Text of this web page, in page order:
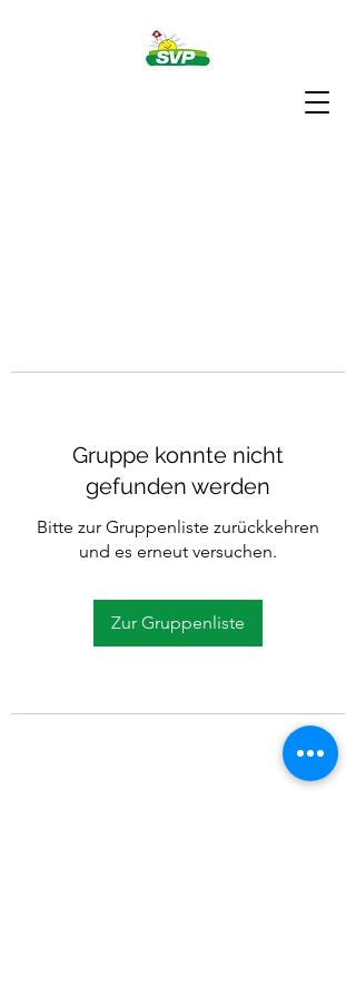
Gruppe konnte nicht
gefunden werden
Bitte zur Gruppenliste zurückkehren
und es erneut versuchen.
Zur Gruppenliste